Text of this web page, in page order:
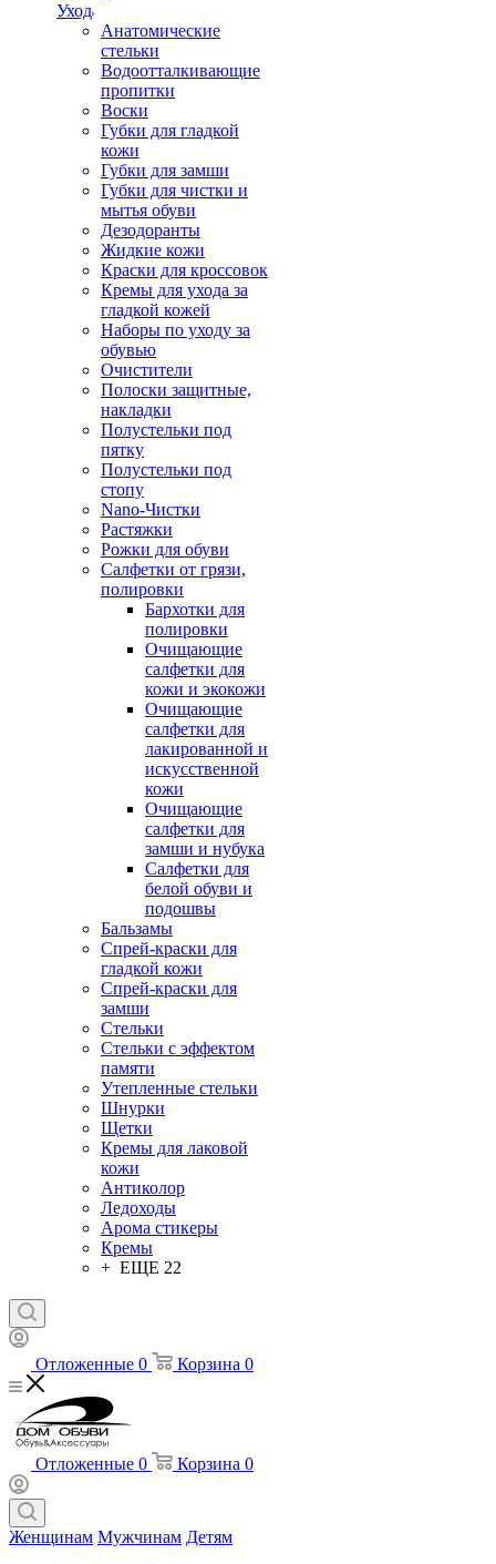
Уход
Анатомические
стельки
Водоотталкивающие
пропитки
Воски
Губки для гладкой
кожи
Губки для замши
Губки для чистки и
мытья обуви
Дезодоранты
Жидкие кожи
Краски для кроссовок
Кремы для ухода за
гладкой кожей
Наборы по уходу за
обувью
Очистители
Полоски защитные,
накладки
Полустельки под
пятку
Полустельки под
стопу
Nano-Чистки
Растяжки
Рожки для обуви
Салфетки от грязи,
полировки
Бархотки для
полировки
Очищающие
салфетки для
кожи и экокожи
Очищающие
салфетки для
лакированной и
искусственной
кожи
Очищающие
салфетки для
замши и нубука
Салфетки для
белой обуви и
подошвы
Бальзамы
Спрей-краски для
гладкой кожи
Спрей-краски для
замши
Стельки
Стельки с эффектом
памяти
Утепленные стельки
Шнурки
Щетки
Кремы для лаковой
кожи
Антиколор
Ледоходы
Арома стикеры
Кремы
+ ЕЩЕ 22
Отложенные 0 Корзина 0
Отложенные 0 Корзина 0
Женщинам Мужчинам Детям